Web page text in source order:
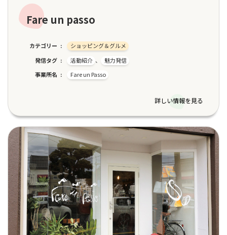
Fare un passo
カテゴリー
ショッピング＆グルメ
発信タグ
活動紹介 、
魅力発信
事業所名
Fare un Passo
詳しい情報を見る